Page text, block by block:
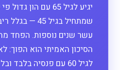
יגיע לגיל 65 עם הון
שמתחיל בגיל
עשר שנים נוספות. הפחד
הסיכון האמיתי הוא הפוך:
לגיל 60 עם פנסיה בלבד ובלי עתודה.